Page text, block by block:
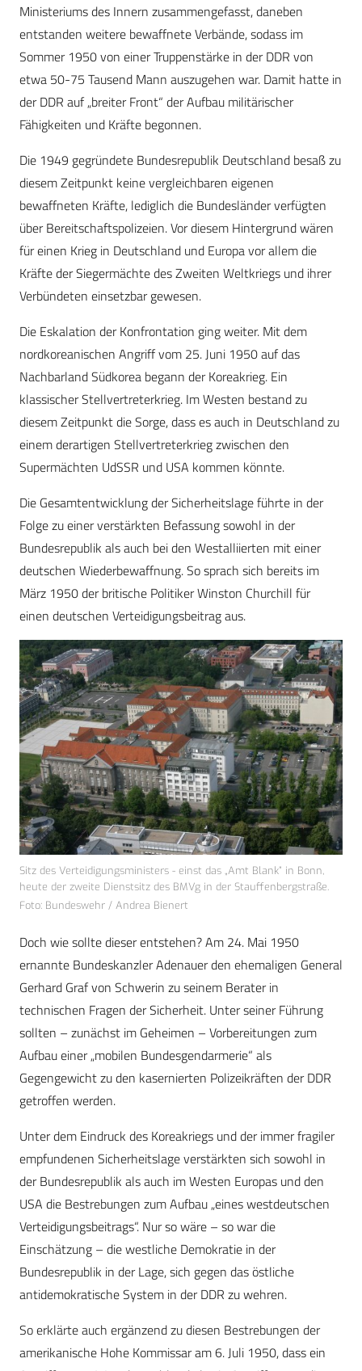
Ministeriums des Innern zusammengefasst, daneben
entstanden weitere bewaffnete Verbände, sodass im
Sommer 1950 von einer Truppenstärke in der DDR von
etwa 50-75 Tausend Mann auszugehen war. Damit hatte in
der DDR auf „breiter Front“ der Aufbau militärischer
Fähigkeiten und Kräfte begonnen.
Die 1949 gegründete Bundesrepublik Deutschland besaß zu
diesem Zeitpunkt keine vergleichbaren eigenen
bewaffneten Kräfte, lediglich die Bundesländer verfügten
über Bereitschaftspolizeien. Vor diesem Hintergrund wären
für einen Krieg in Deutschland und Europa vor allem die
Kräfte der Siegermächte des Zweiten Weltkriegs und ihrer
Verbündeten einsetzbar gewesen.
Die Eskalation der Konfrontation ging weiter. Mit dem
nordkoreanischen Angriff vom 25. Juni 1950 auf das
Nachbarland Südkorea begann der Koreakrieg. Ein
klassischer Stellvertreterkrieg. Im Westen bestand zu
diesem Zeitpunkt die Sorge, dass es auch in Deutschland zu
einem derartigen Stellvertreterkrieg zwischen den
Supermächten UdSSR und USA kommen könnte.
Die Gesamtentwicklung der Sicherheitslage führte in der
Folge zu einer verstärkten Befassung sowohl in der
Bundesrepublik als auch bei den Westalliierten mit einer
deutschen Wiederbewaffnung. So sprach sich bereits im
März 1950 der britische Politiker Winston Churchill für
einen deutschen Verteidigungsbeitrag aus.
Sitz des Verteidigungsministers - einst das „Amt Blank” in Bonn,
heute der zweite Dienstsitz des BMVg in der Stauffenbergstraße.
Foto: Bundeswehr / Andrea Bienert
Doch wie sollte dieser entstehen? Am 24. Mai 1950
ernannte Bundeskanzler Adenauer den ehemaligen General
Gerhard Graf von Schwerin zu seinem Berater in
technischen Fragen der Sicherheit. Unter seiner Führung
sollten – zunächst im Geheimen – Vorbereitungen zum
Aufbau einer „mobilen Bundesgendarmerie“ als
Gegengewicht zu den kasernierten Polizeikräften der DDR
getroffen werden.
Unter dem Eindruck des Koreakriegs und der immer fragiler
empfundenen Sicherheitslage verstärkten sich sowohl in
der Bundesrepublik als auch im Westen Europas und den
USA die Bestrebungen zum Aufbau „eines westdeutschen
Verteidigungsbeitrags“. Nur so wäre – so war die
Einschätzung – die westliche Demokratie in der
Bundesrepublik in der Lage, sich gegen das östliche
antidemokratische System in der DDR zu wehren.
So erklärte auch ergänzend zu diesen Bestrebungen der
amerikanische Hohe Kommissar am 6. Juli 1950, dass ein